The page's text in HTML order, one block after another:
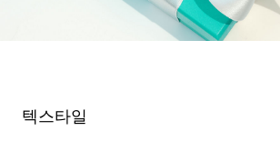
텍스타일